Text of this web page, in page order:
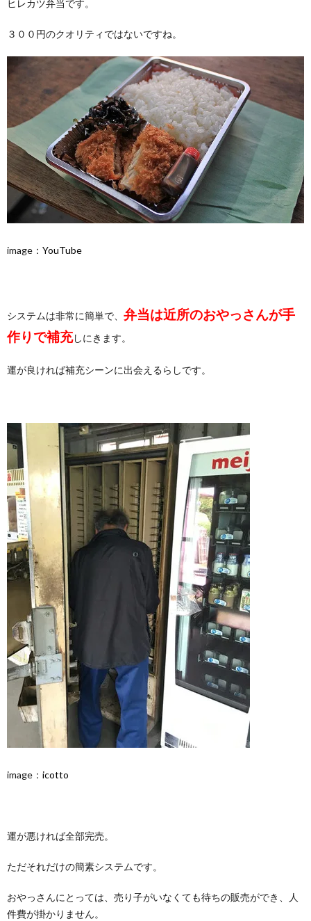
ヒレカツ弁当です。
３００円のクオリティではないですね。
image： YouTube
システムは非常に簡単で、 弁当は近所のおやっさんが手
作りで補充しにきます。
運が良ければ補充シーンに出会えるらしです。
image： icotto
運が悪ければ全部完売。
ただそれだけの簡素システムです。
おやっさんにとっては、売り子がいなくても待ちの販売ができ、人
件費が掛かりません。